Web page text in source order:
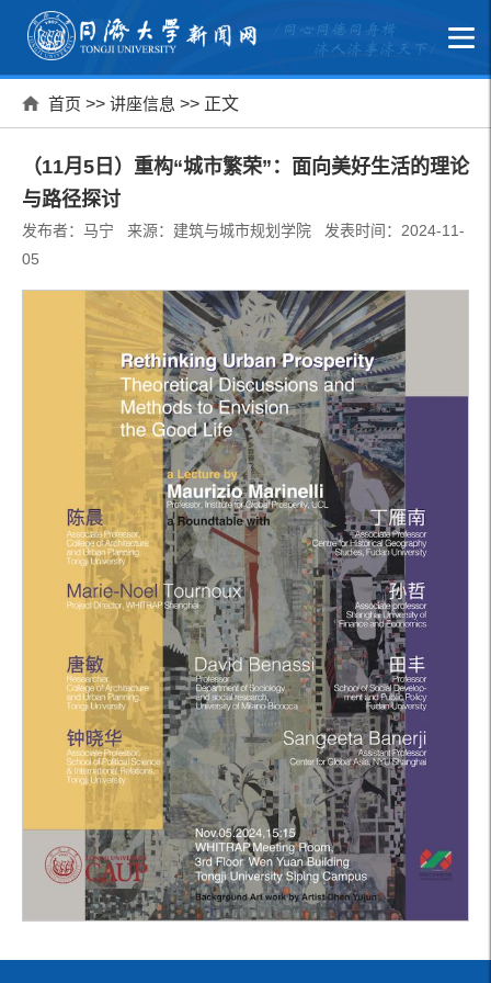
首页 >> 讲座信息 >> 正文
（11月5日）重构“城市繁荣”：面向美好生活的理论
与路径探讨
发布者：马宁 来源：建筑与城市规划学院 发表时间：2024-11-
05